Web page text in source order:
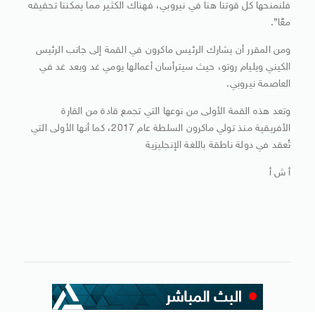
فلنمنحها كل قوتنا هنا في نيروبي، فهناك الكثير مما يمكننا تحقيقه
معًا”.
ومن المقرر أن يشارك الرئيس ماكرون في القمة إلى جانب الرئيس
الكيني ويليام روتو، حيث سيترأسان أعمالها يومي غد وبعد غد في
العاصمة نيروبي.
وتعد هذه القمة الأولى من نوعها التي تجمع قادة من القارة
الأفريقية منذ تولي ماكرون السلطة عام 2017، كما أنها الأولى التي
تُعقد في دولة ناطقة باللغة الإنجليزية
أ ش أ